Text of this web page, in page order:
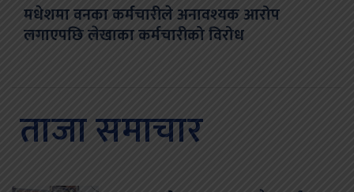
मधेशमा वनका कर्मचारीले अनावश्यक आरोप
लगाएपछि लेखाका कर्मचारीको विरोध
ताजा समाचार